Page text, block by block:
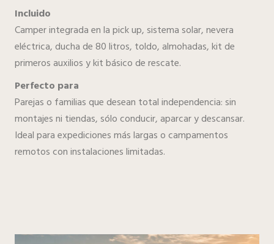
Incluido
Camper integrada en la pick up, sistema solar, nevera
eléctrica, ducha de 80 litros, toldo, almohadas, kit de
primeros auxilios y kit básico de rescate.
Perfecto para
Parejas o familias que desean total independencia: sin
montajes ni tiendas, sólo conducir, aparcar y descansar.
Ideal para expediciones más largas o campamentos
remotos con instalaciones limitadas.